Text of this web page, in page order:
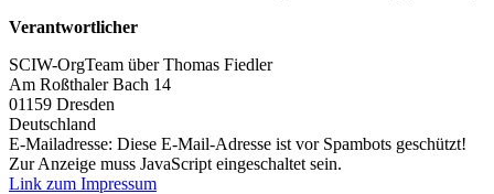
Verantwortlicher
SCIW-OrgTeam über Thomas Fiedler
Am Roßthaler Bach 14
01159 Dresden
Deutschland
E-Mailadresse: Diese E-Mail-Adresse ist vor Spambots geschützt!
Zur Anzeige muss JavaScript eingeschaltet sein.
Link zum Impressum